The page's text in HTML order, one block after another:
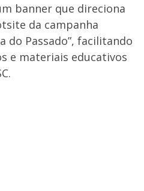
banner que direciona
da campanha
do Passado”, facilitando
e materiais educativos